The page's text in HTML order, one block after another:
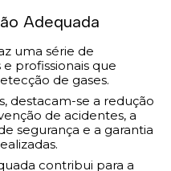
Adequada
uma série de
profissionais que
de gases.
destacam-se a redução
de acidentes, a
segurança e a garantia
contribui para a